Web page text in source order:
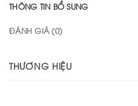
THÔNG TIN BỔ SUNG
ĐÁNH GIÁ (0)
THƯƠNG HIỆU